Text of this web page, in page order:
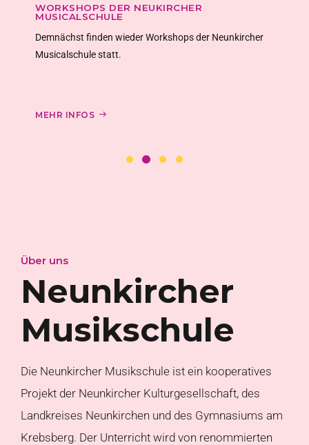
WORKSHOPS DER NEUKIRCHER
MUSICALSCHULE
Demnächst finden wieder Workshops der Neunkircher
Musicalschule statt.
MEHR INFOS
Über uns
Neunkircher
Musikschule
Die Neunkircher Musikschule ist ein kooperatives
Projekt der Neunkircher Kulturgesellschaft, des
Landkreises Neunkirchen und des Gymnasiums am
Krebsberg. Der Unterricht wird von renommierten